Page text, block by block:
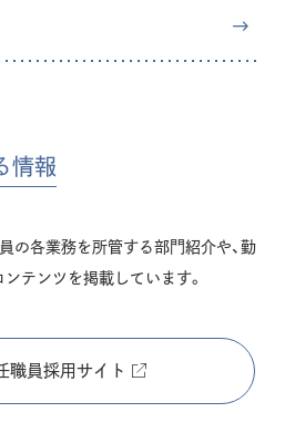
情報
の各業務を所管する部門紹介や、勤
テンツを掲載しています。
職員採用サイト